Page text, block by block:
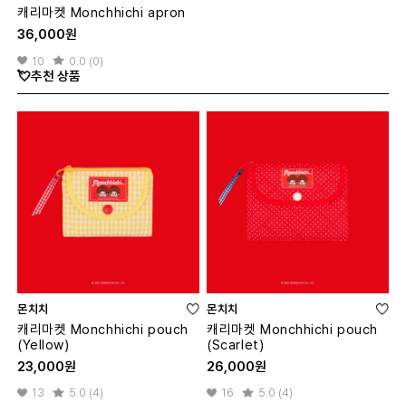
캐리마켓 Monchhichi apron
36,000원
10 0.0 (0)
💘추천 상품
몬치치
캐리마켓 Monchhichi pouch
(Yellow)
23,000원
13 5.0 (4)
몬치치
캐리마켓 Monchhichi pouch
(Scarlet)
26,000원
16 5.0 (4)